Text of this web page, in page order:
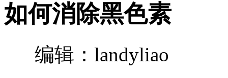
如何消除黑色素
编辑：landyliao